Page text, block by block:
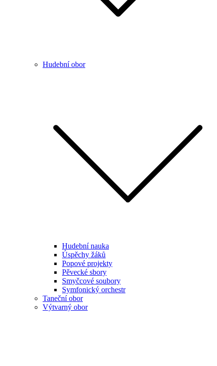
Hudební obor
Hudební nauka
Úspěchy žáků
Popové projekty
Pěvecké sbory
Smyčcové soubory
Symfonický orchestr
Taneční obor
Výtvarný obor